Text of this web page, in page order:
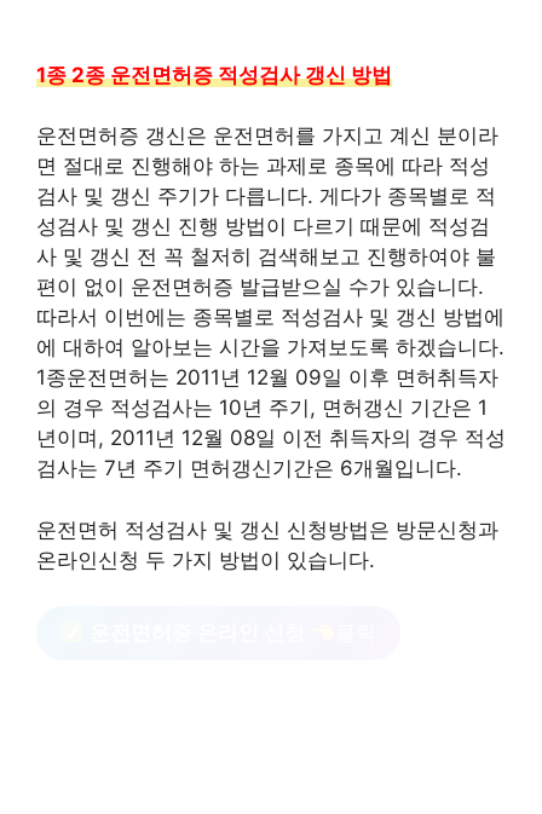
1종 2종 운전면허증 적성검사 갱신 방법
운전면허증 갱신은 운전면허를 가지고 계신 분이라
면 절대로 진행해야 하는 과제로 종목에 따라 적성
검사 및 갱신 주기가 다릅니다. 게다가 종목별로 적
성검사 및 갱신 진행 방법이 다르기 때문에 적성검
사 및 갱신 전 꼭 철저히 검색해보고 진행하여야 불
편이 없이 운전면허증 발급받으실 수가 있습니다.
따라서 이번에는 종목별로 적성검사 및 갱신 방법에
에 대하여 알아보는 시간을 가져보도록 하겠습니다.
1종운전면허는 2011년 12월 09일 이후 면허취득자
의 경우 적성검사는 10년 주기, 면허갱신 기간은 1
년이며, 2011년 12월 08일 이전 취득자의 경우 적성
검사는 7년 주기 면허갱신기간은 6개월입니다.
운전면허 적성검사 및 갱신 신청방법은 방문신청과
온라인신청 두 가지 방법이 있습니다.